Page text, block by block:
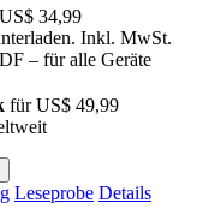
US$ 34,99
Inkl. MwSt.
– für alle Geräte
fürUS$ 49,99
Leseprobe Details